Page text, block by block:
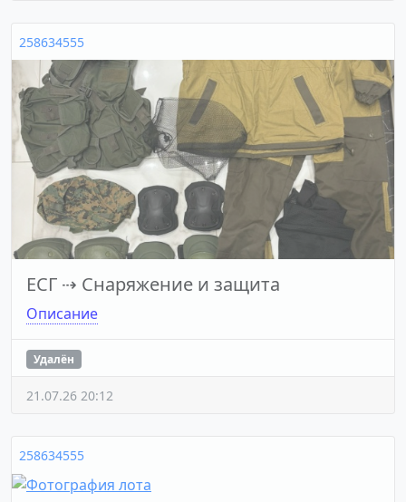
258634555
ЕСГ ⇢ Снаряжение и защита
Описание
Удалён
21.07.26 20:12
258634555